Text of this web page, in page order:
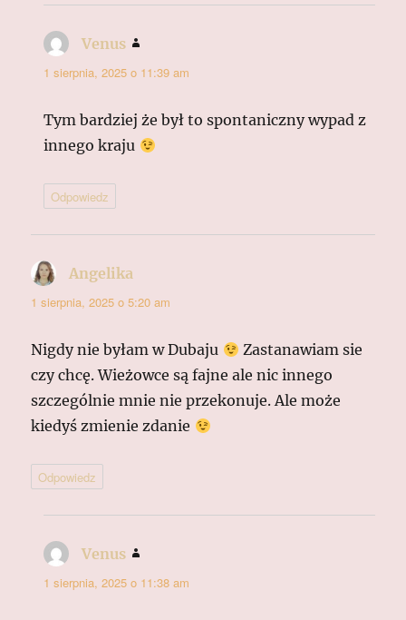
Venus
1 sierpnia, 2025 o 11:39 am
Tym bardziej że był to spontaniczny wypad z
innego kraju
Odpowiedz
Angelika
1 sierpnia, 2025 o 5:20 am
Nigdy nie byłam w Dubaju
Zastanawiam sie
czy chcę. Wieżowce są fajne ale nic innego
szczególnie mnie nie przekonuje. Ale może
kiedyś zmienie zdanie
Odpowiedz
Venus
1 sierpnia, 2025 o 11:38 am